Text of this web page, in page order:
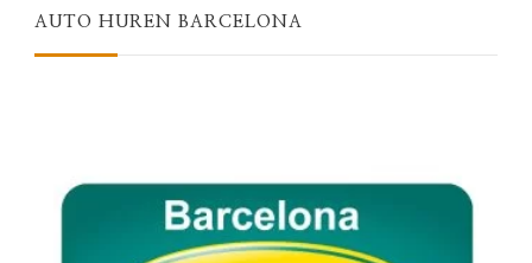
AUTO HUREN BARCELONA